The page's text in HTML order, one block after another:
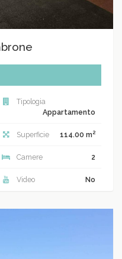
Tipologia
Appartamento
Superficie 114.00 m2
Camere 2
Video No